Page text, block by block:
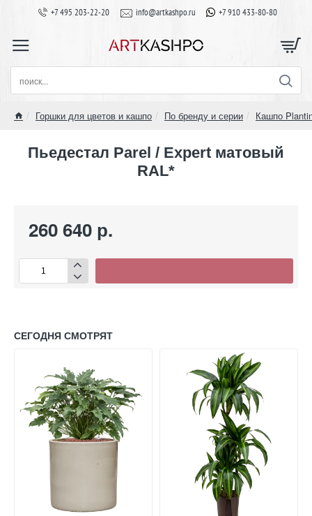
+7 495 203-22-20 info@artkashpo.ru +7 910 433-80-80
поиск...
Горшки для цветов и кашпо По бренду и серии Кашпо
Пьедестал Parel / Expert матовый
RAL*
260 640 р.
СЕГОДНЯ СМОТРЯТ